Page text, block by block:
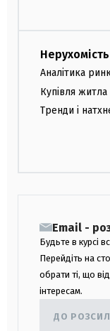
Нерухомість
Аналітика
Купівля житла
Тренди і
Email -
Будьте в курсі
Перейдіть на
обрати ті, що
інтересам.
ДО